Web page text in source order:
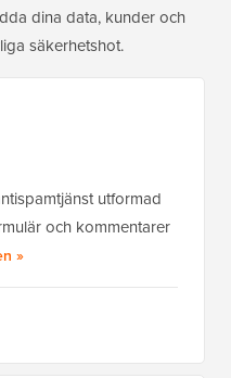
dina data, kunder och
säkerhetshot.
utformad
och kommentarer
av ActiveLayer
»